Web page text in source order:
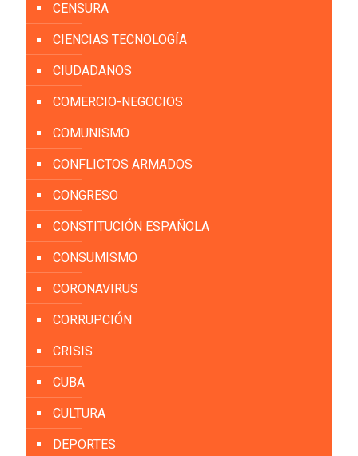
CENSURA
CIENCIAS TECNOLOGÍA
CIUDADANOS
COMERCIO-NEGOCIOS
COMUNISMO
CONFLICTOS ARMADOS
CONGRESO
CONSTITUCIÓN ESPAÑOLA
CONSUMISMO
CORONAVIRUS
CORRUPCIÓN
CRISIS
CUBA
CULTURA
DEPORTES